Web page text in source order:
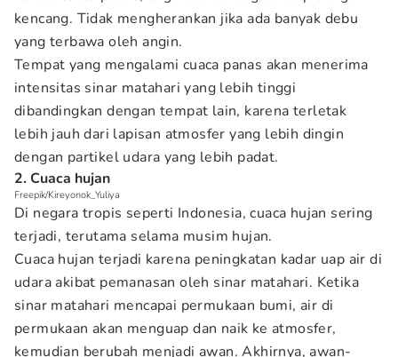
kencang. Tidak mengherankan jika ada banyak debu
yang terbawa oleh angin.
Tempat yang mengalami cuaca panas akan menerima
intensitas sinar matahari yang lebih tinggi
dibandingkan dengan tempat lain, karena terletak
lebih jauh dari lapisan atmosfer yang lebih dingin
dengan partikel udara yang lebih padat.
2. Cuaca hujan
Freepik/Kireyonok_Yuliya
Di negara tropis seperti Indonesia, cuaca hujan sering
terjadi, terutama selama musim hujan.
Cuaca hujan terjadi karena peningkatan kadar uap air di
udara akibat pemanasan oleh sinar matahari. Ketika
sinar matahari mencapai permukaan bumi, air di
permukaan akan menguap dan naik ke atmosfer,
kemudian berubah menjadi awan. Akhirnya, awan-